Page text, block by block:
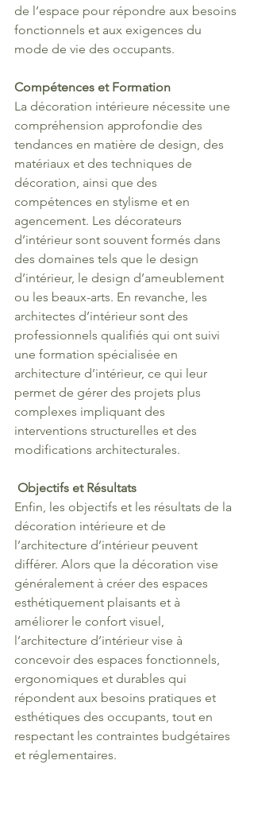
de l’espace pour répondre aux besoins
fonctionnels et aux exigences du
mode de vie des occupants.
Compétences et Formation
La décoration intérieure nécessite une
compréhension approfondie des
tendances en matière de design, des
matériaux et des techniques de
décoration, ainsi que des
compétences en stylisme et en
agencement. Les décorateurs
d’intérieur sont souvent formés dans
des domaines tels que le design
d’intérieur, le design d’ameublement
ou les beaux-arts. En revanche, les
architectes d’intérieur sont des
professionnels qualifiés qui ont suivi
une formation spécialisée en
architecture d’intérieur, ce qui leur
permet de gérer des projets plus
complexes impliquant des
interventions structurelles et des
modifications architecturales.
Objectifs et Résultats
Enfin, les objectifs et les résultats de la
décoration intérieure et de
l’architecture d’intérieur peuvent
différer. Alors que la décoration vise
généralement à créer des espaces
esthétiquement plaisants et à
améliorer le confort visuel,
l’architecture d’intérieur vise à
concevoir des espaces fonctionnels,
ergonomiques et durables qui
répondent aux besoins pratiques et
esthétiques des occupants, tout en
respectant les contraintes budgétaires
et réglementaires.